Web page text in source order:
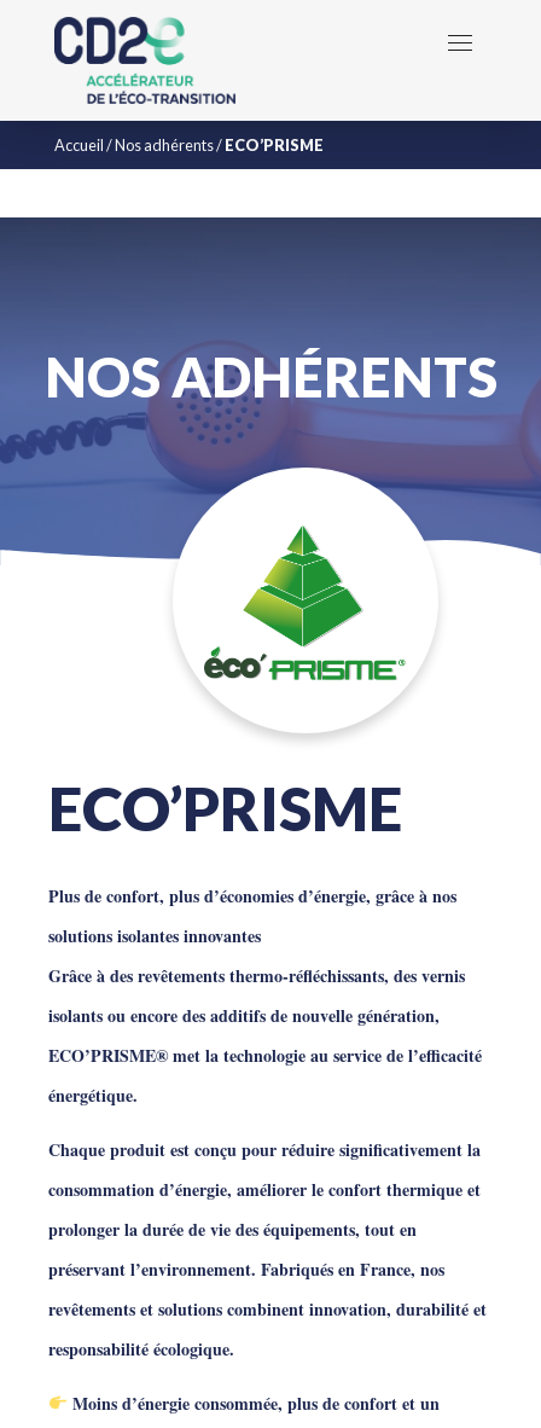
Accueil/Nos adhérents/ECO’PRISME
NOS ADHÉRENTS
ECO’PRISME
Plus de confort, plus d’économies d’énergie, grâce à nos
solutions isolantes innovantes
Grâce à des revêtements thermo-réfléchissants, des vernis
isolants ou encore des additifs de nouvelle génération,
ECO’PRISME® met la technologie au service de l’efficacité
énergétique.
Chaque produit est conçu pour réduire significativement la
consommation d’énergie, améliorer le confort thermique et
prolonger la durée de vie des équipements, tout en
préservant l’environnement. Fabriqués en France, nos
revêtements et solutions combinent innovation, durabilité et
responsabilité écologique.
Moins d’énergie consommée, plus de confort et un